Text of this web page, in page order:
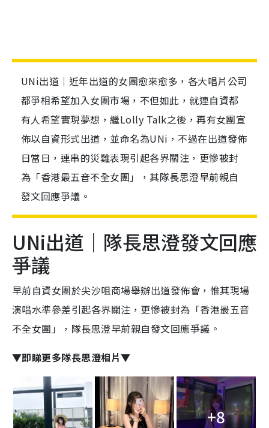
UNi出道｜近年出道的女團愈來愈多，各大唱片公司
都爭相希望加入女團市場，不但如此，就連自資都
有人希望實現夢想，繼Lolly Talk之後，再有女團宣
佈以自資形式出道，並命名為UNi，不過在出道發佈
日當日，連串的災難表現引起各界關注，更慘被封
為「香港最五音不全女團」，其隊長思澄早前親自
發文回應爭議。
UNi出道｜隊長思澄發文回應
爭議
早前自資女團於尖沙咀商場舉辦出道發佈會，惟其現場
演唱水準參差引起各界關注，更慘被封為「香港最五音
不全女團」，隊長思澄早前親自發文回應爭議。
▼即睇更多隊長思澄相片▼
+8